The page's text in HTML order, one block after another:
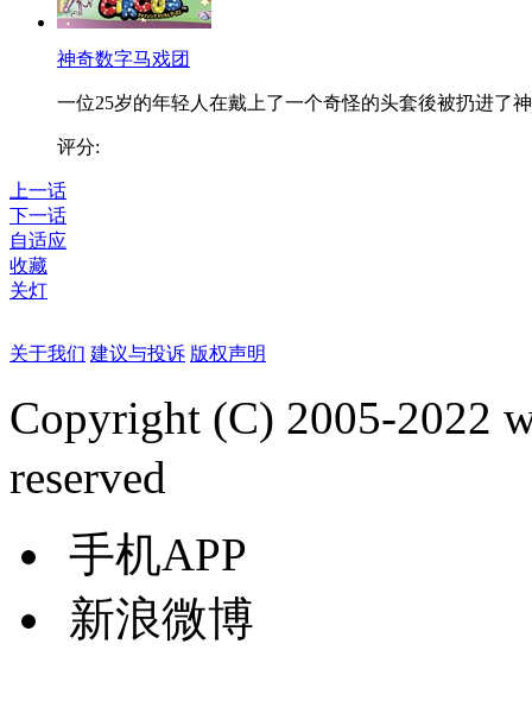
神奇数字马戏团
一位25岁的年轻人在戴上了一个奇怪的头套後被扔进了
评分:
上一话
下一话
自适应
收藏
关灯
关于我们 建议与投诉 版权声明
Copyright (C) 2005-2022
reserved
手机APP
新浪微博